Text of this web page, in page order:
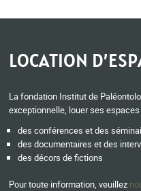
LOCATION
La fondation Institut de
exceptionnelle, louer ses espaces
des conférences et des
des documentaires et des
des décors de fictions
Pour toute information, veuillez